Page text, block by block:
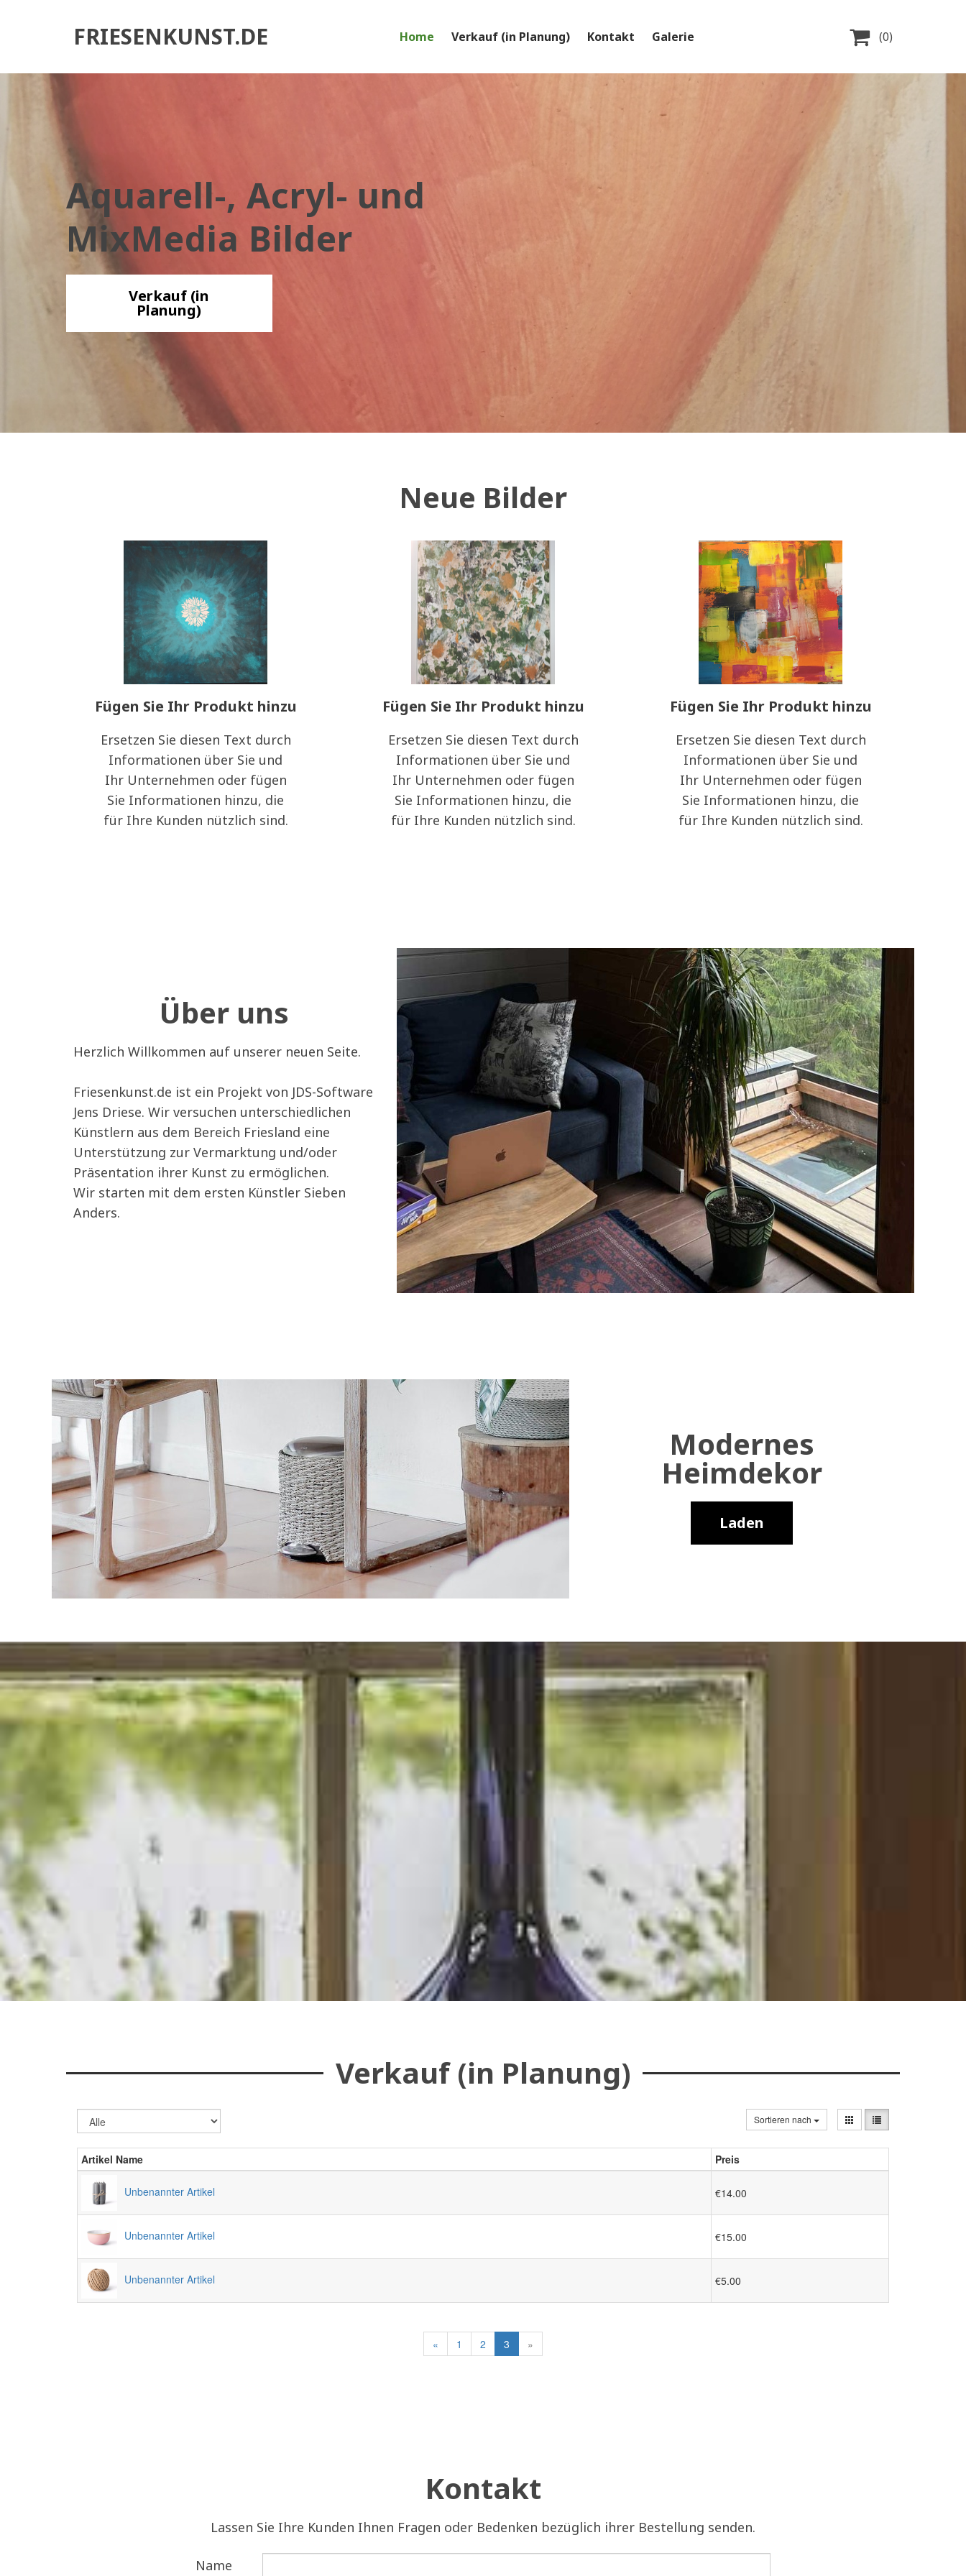
FRIESENKUNST.DE Home Verkauf (in Planung) Kontakt Galerie  (0)
Aquarell-, Acryl- und
MixMedia Bilder
Verkauf (in
Planung)
Neue Bilder
Fügen Sie Ihr Produkt hinzu
Ersetzen Sie diesen Text durch
Informationen über Sie und
Ihr Unternehmen oder fügen
Sie Informationen hinzu, die
für Ihre Kunden nützlich sind.
Fügen Sie Ihr Produkt hinzu
Ersetzen Sie diesen Text durch
Informationen über Sie und
Ihr Unternehmen oder fügen
Sie Informationen hinzu, die
für Ihre Kunden nützlich sind.
Fügen Sie Ihr Produkt hinzu
Ersetzen Sie diesen Text durch
Informationen über Sie und
Ihr Unternehmen oder fügen
Sie Informationen hinzu, die
für Ihre Kunden nützlich sind.
Über uns
Herzlich Willkommen auf unserer neuen Seite.
Friesenkunst.de ist ein Projekt von JDS-Software
Jens Driese. Wir versuchen unterschiedlichen
Künstlern aus dem Bereich Friesland eine
Unterstützung zur Vermarktung und/oder
Präsentation ihrer Kunst zu ermöglichen.
Wir starten mit dem ersten Künstler Sieben
Anders.
Modernes
Heimdekor
Laden
Verkauf (in Planung)
Sortieren nach
Artikel Name Preis
Unbenannter Artikel €14.00
Unbenannter Artikel €15.00
Unbenannter Artikel €5.00
« 1 2 3 »
Kontakt
Lassen Sie Ihre Kunden Ihnen Fragen oder Bedenken bezüglich ihrer Bestellung senden.
Name